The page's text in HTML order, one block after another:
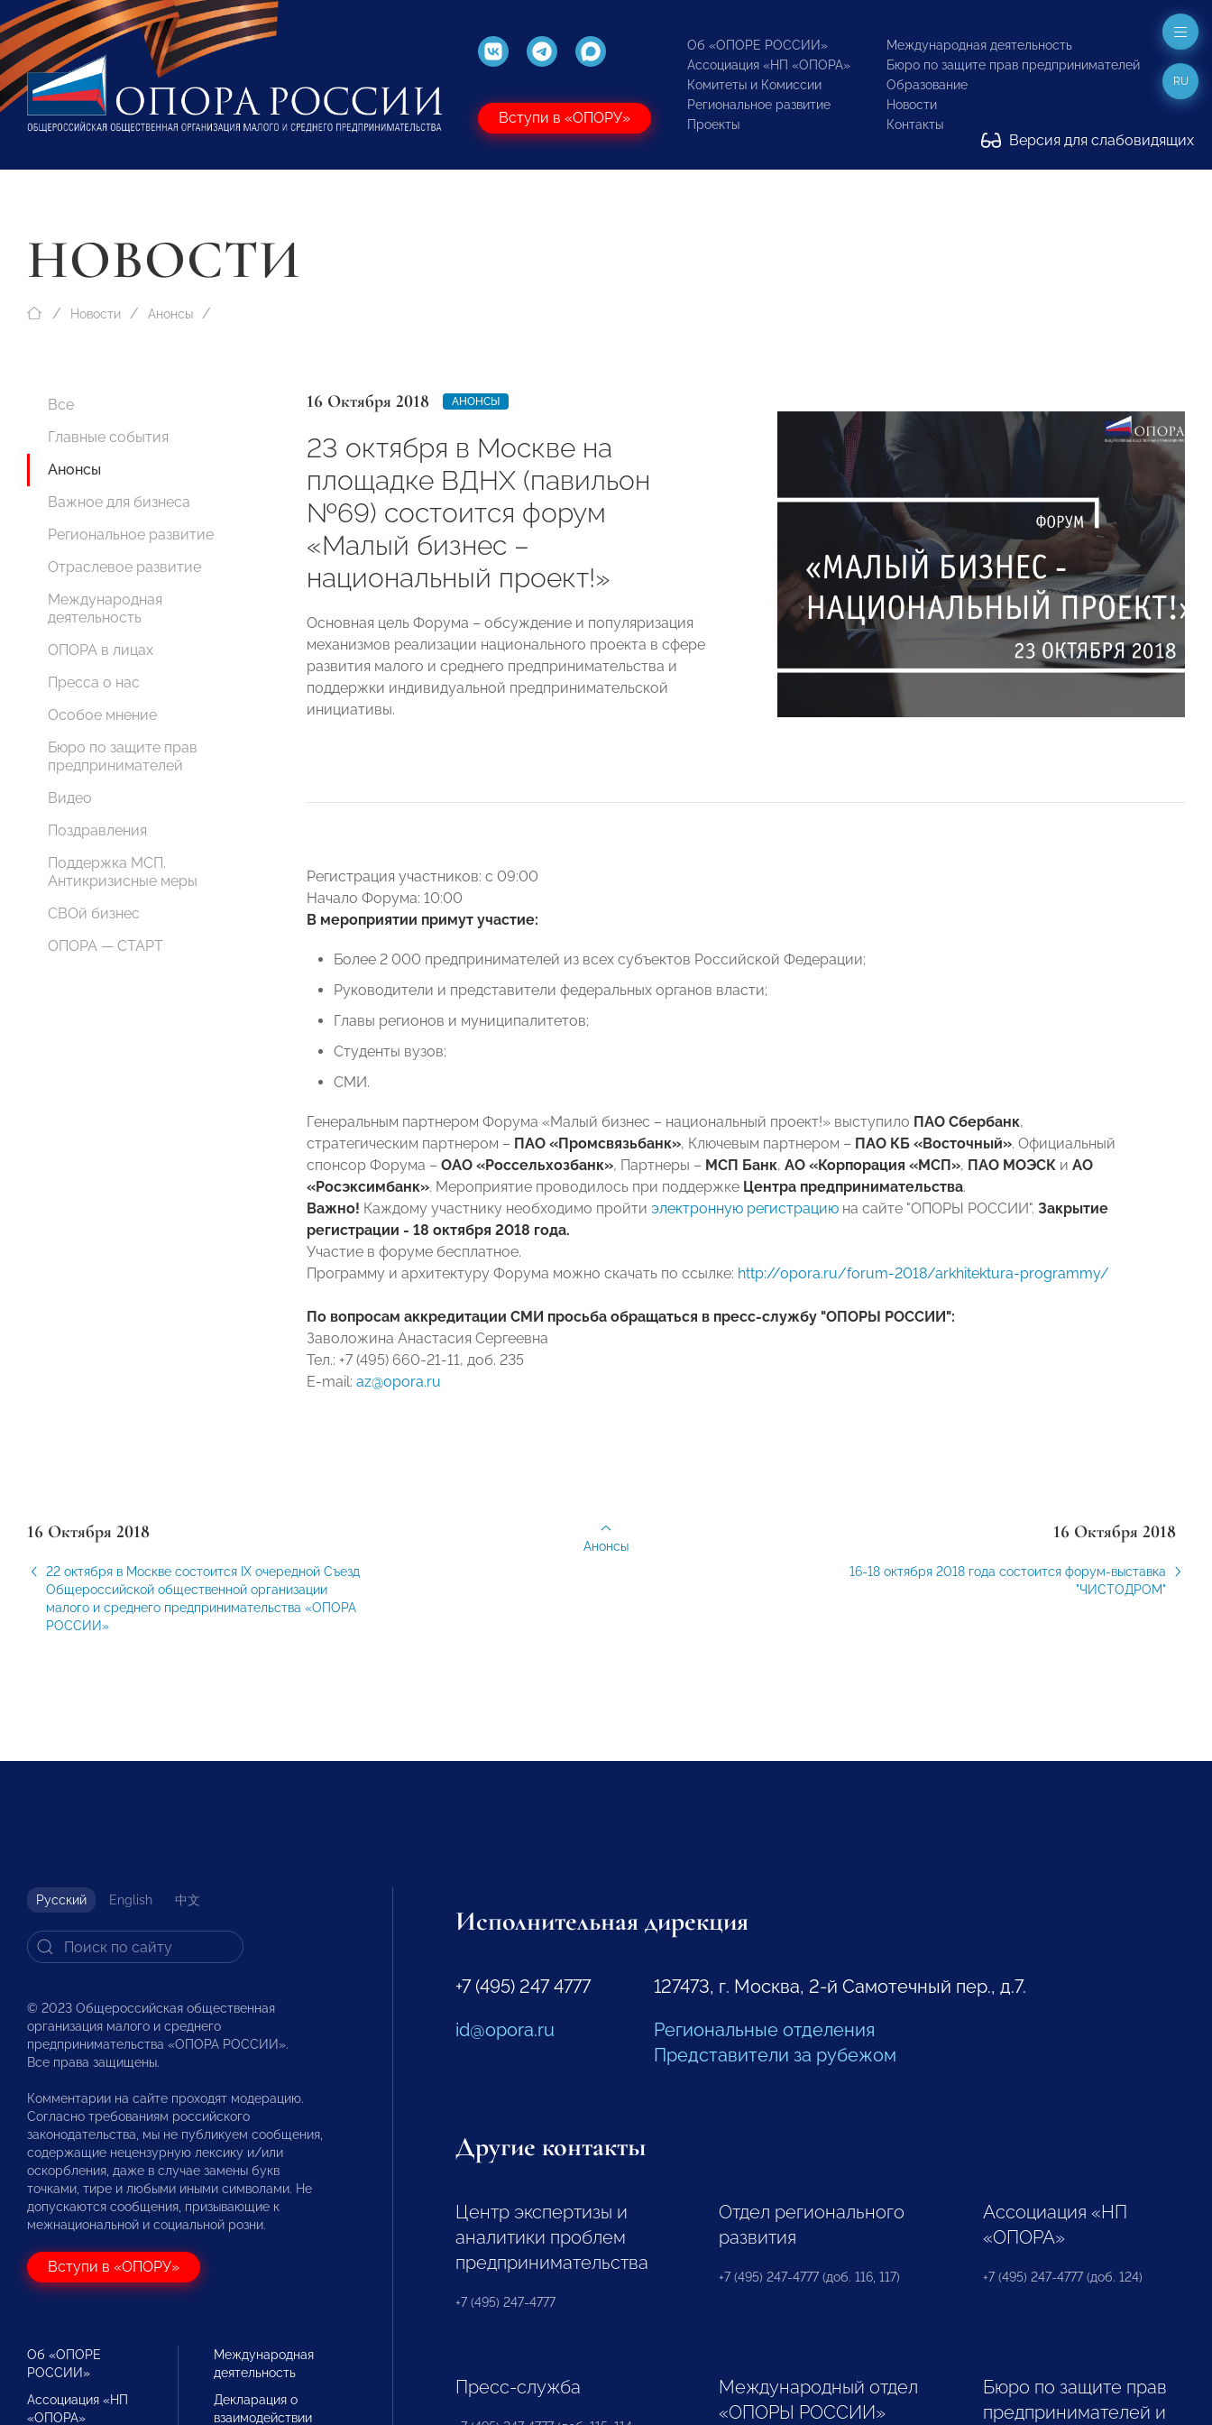
Вступи в «ОПОРУ»
Об «ОПОРЕ РОССИИ»
Ассоциация «НП «ОПОРА»
Комитеты и Комиссии
Региональное развитие
Проекты
Международная деятельность
Бюро по защите прав предпринимателей
Образование
Новости
Контакты
Версия для слабовидящих
RU
НОВОСТИ
Новости Анонсы
Все
Главные события
Анонсы
Важное для бизнеса
Региональное развитие
Отраслевое развитие
Международная
деятельность
ОПОРА в лицах
Пресса о нас
Особое мнение
Бюро по защите прав
предпринимателей
Видео
Поздравления
Поддержка МСП.
Антикризисные меры
СВОй бизнес
ОПОРА — СТАРТ
16 Октября 2018 АНОНСЫ
23 октября в Москве на
площадке ВДНХ (павильон
№69) состоится форум
«Малый бизнес –
национальный проект!»
Основная цель Форума – обсуждение и популяризация
механизмов реализации национального проекта в сфере
развития малого и среднего предпринимательства и
поддержки индивидуальной предпринимательской
инициативы.
Регистрация участников: с 09:00
Начало Форума: 10:00
В мероприятии примут участие:
Более 2 000 предпринимателей из всех субъектов Российской Федерации;
Руководители и представители федеральных органов власти;
Главы регионов и муниципалитетов;
Студенты вузов;
СМИ.
Генеральным партнером Форума «Малый бизнес – национальный проект!» выступило ПАО Сбербанк,
стратегическим партнером – ПАО «Промсвязьбанк», Ключевым партнером – ПАО КБ «Восточный». Официальный
спонсор Форума – ОАО «Россельхозбанк», Партнеры – МСП Банк, АО «Корпорация «МСП», ПАО МОЭСК и АО
«Росэксимбанк». Мероприятие проводилось при поддержке Центра предпринимательства.
Важно! Каждому участнику необходимо пройти электронную регистрацию на сайте "ОПОРЫ РОССИИ". Закрытие
регистрации - 18 октября 2018 года.
Участие в форуме бесплатное.
Программу и архитектуру Форума можно скачать по ссылке: http://opora.ru/forum-2018/arkhitektura-programmy/
По вопросам аккредитации СМИ просьба обращаться в пресс-службу "ОПОРЫ РОССИИ":
Заволожина Анастасия Сергеевна
Тел.: +7 (495) 660-21-11, доб. 235
E-mail: az@opora.ru
16 Октября 2018
22 октября в Москве состоится IX очередной Съезд
Общероссийской общественной организации
малого и среднего предпринимательства «ОПОРА
РОССИИ»
16 Октября 2018
16-18 октября 2018 года состоится форум-выставка
"ЧИСТОДРОМ"
Анонсы
Русский English 中文
© 2023 Общероссийская общественная
организация малого и среднего
предпринимательства «ОПОРА РОССИИ».
Все права защищены.
Комментарии на сайте проходят модерацию.
Согласно требованиям российского
законодательства, мы не публикуем сообщения,
содержащие нецензурную лексику и/или
оскорбления, даже в случае замены букв
точками, тире и любыми иными символами. Не
допускаются сообщения, призывающие к
межнациональной и социальной розни.
Вступи в «ОПОРУ»
Об «ОПОРЕ
РОССИИ»
Ассоциация «НП
«ОПОРА»
Международная
деятельность
Декларация о
взаимодействии
Исполнительная дирекция
+7 (495) 247 4777
id@opora.ru
127473, г. Москва, 2-й Самотечный пер., д.7.
Региональные отделения
Представители за рубежом
Другие контакты
Центр экспертизы и
аналитики проблем
предпринимательства
+7 (495) 247-4777
Отдел регионального
развития
+7 (495) 247-4777 (доб. 116, 117)
Ассоциация «НП
«ОПОРА»
+7 (495) 247-4777 (доб. 124)
Пресс-служба
Международный отдел
«ОПОРЫ РОССИИ»
Бюро по защите прав
предпринимателей и